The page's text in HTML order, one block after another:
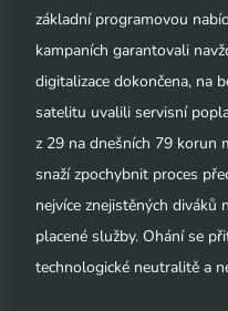
základní programovou
kampaních garantovali
digitalizace dokončena, na
satelitu uvalili servisní
z 29 na dnešních 79 korun
snaží zpochybnit proces
nejvíce znejistěných
placené služby. Ohání se
technologické neutralitě a